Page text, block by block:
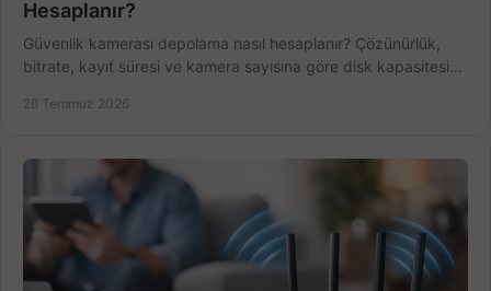
Hesaplanır?
Güvenlik kamerası depolama nasıl hesaplanır? Çözünürlük,
bitrate, kayıt süresi ve kamera sayısına göre disk kapasitesini
26 Temmuz 2026